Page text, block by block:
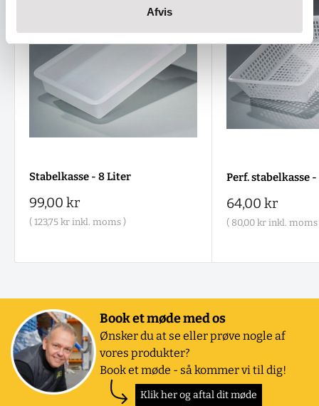
Afvis
Stabelkasse - 8 Liter
Salgspris
99,00 kr
( 123,75 kr inkl. moms )
Perf. stabelkasse
Salgspris
64,00 kr
( 80,00 krinkl. moms
Book et møde med os
Ønsker du at se eller prøve nogle af
vores produkter?
Book et møde - så kommer vi til dig!
Klik her og aftal dit møde